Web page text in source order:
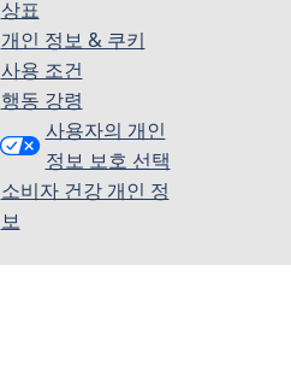
상표
개인 정보 & 쿠키
사용 조건
행동 강령
사용자의 개인
정보 보호 선택
소비자 건강 개인 정
보